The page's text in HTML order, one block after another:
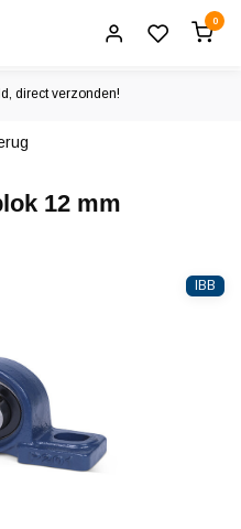
0
direct verzonden!
12 mm
IBB